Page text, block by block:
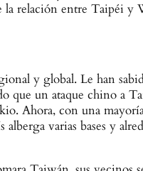
la relación entre Taipéi y
y global. Le han
que un ataque chino a
Ahora, con una
varias bases y